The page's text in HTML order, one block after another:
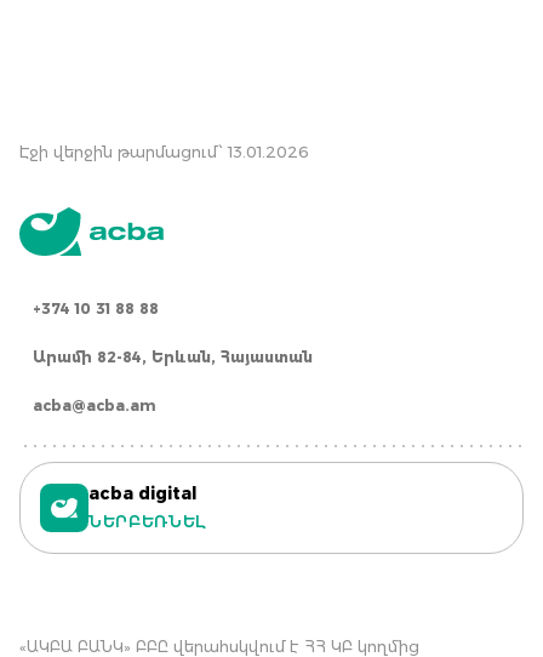
Էջի վերջին թարմացում՝ 13.01.2026
+374 10 31 88 88
Արամի 82-84, Երևան, Հայաստան
acba@acba.am
acba digital
ՆԵՐԲԵՌՆԵԼ
«ԱԿԲԱ ԲԱՆԿ» ԲԲԸ վերահսկվում է ՀՀ ԿԲ կողմից